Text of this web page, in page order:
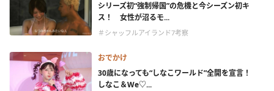
シリーズ初“強制帰国”の危機と今シーズン初キ
ス！ 女性が沼るモ...
＃シャッフルアイランド7考察
おでかけ
30歳になっても“しなこワールド”全開を宣言！
しなこ＆We♡...